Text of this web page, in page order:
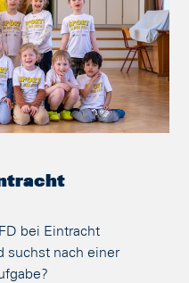
bei Eintracht
suchst nach einer